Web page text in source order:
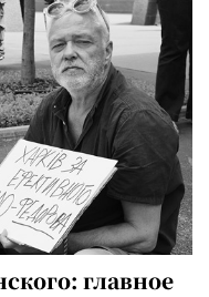
главное